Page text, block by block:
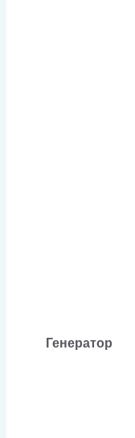
Генератор